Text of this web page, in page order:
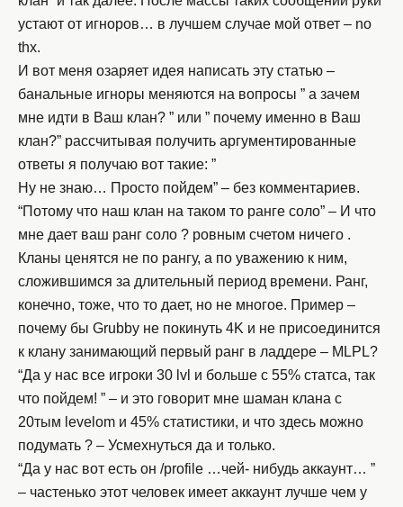
устают от игноров… в лучшем случае мой ответ – no
thx.
И вот меня озаряет идея написать эту статью –
банальные игноры меняются на вопросы ” а зачем
мне идти в Ваш клан? ” или ” почему именно в Ваш
клан?” рассчитывая получить аргументированные
ответы я получаю вот такие: ”
Ну не знаю… Просто пойдем” – без комментариев.
“Потому что наш клан на таком то ранге соло” – И что
мне дает ваш ранг соло ? ровным счетом ничего .
Кланы ценятся не по рангу, а по уважению к ним,
сложившимся за длительный период времени. Ранг,
конечно, тоже, что то дает, но не многое. Пример –
почему бы Grubby не покинуть 4K и не присоединится
к клану занимающий первый ранг в ладдере – MLPL?
“Да у нас все игроки 30 lvl и больше с 55% статса, так
что пойдем! ” – и это говорит мне шаман клана с
20тым levelom и 45% статистики, и что здесь можно
подумать ? – Усмехнуться да и только.
“Да у нас вот есть он /profile …чей- нибудь аккаунт… ”
– частенько этот человек имеет аккаунт лучше чем у